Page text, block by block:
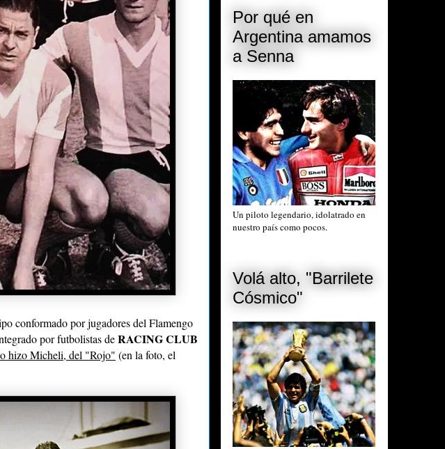
conformado por jugadores del Flamengo
por futbolistas deRACING CLUB
hizo Micheli, del "Rojo" (en la foto, el
Por qué en
Argentina amamos
a Senna
Un piloto legendario, idolatrado en
nuestro país como pocos.
Volá alto, "Barrilete
Cósmico"